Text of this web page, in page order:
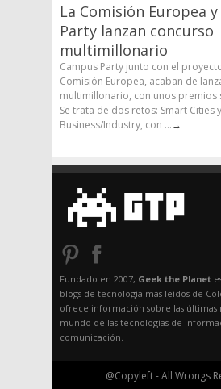
La Comisión Europea
Party lanzan concurso
multimillonario
Campus Party junto con el
Comisión Europea, acaban de
multimillonario, con unos premios
Se trata de dos retos: Smart Cities
Business/Industry, con ...→
Fundado en 2007, Geek the Planet
blogs de tecnología más leídos de
ofrece información sobre las últimas
mundo de las tecnologías de
comunicación.
@Copyleft - All Wrongs